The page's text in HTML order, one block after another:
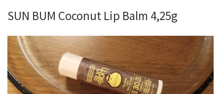
SUN BUM Coconut Lip Balm 4,25g